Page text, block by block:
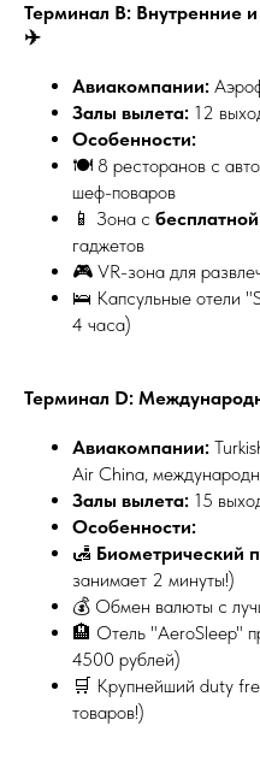
Терминал В: Внутренние
✈️
Авиакомпании:
Залы вылета: 12
Особенности:
🍽️ 8 ресторанов с
шеф-поваров
📱 Зона с
гаджетов
🎮 VR-зона для
🛌 Капсульные отели
4 часа)
Терминал D:
Авиакомпании:
Air China,
Залы вылета: 15
Особенности:
🛃 Биометрический
занимает 2 минуты!)
💰 Обмен валюты с
🏨 Отель "AeroSleep"
4500 рублей)
🛒 Крупнейший duty
товаров!)